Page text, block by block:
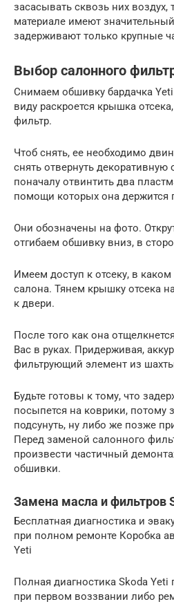
засасывать сквозь них
материале имеют
задерживают только крупные
Выбор салонного
Снимаем обшивку бардачка
виду раскроется крышка
фильтр.
Чтоб снять, ее необходимо
снять отвернуть
поначалу отвинтить два
помощи которых она держится
Они обозначены на фото.
отгибаем обшивку вниз, в
Имеем доступ к отсеку, в каком
салона. Тянем крышку отсека
к двери.
После того как она
Вас в руках. Придерживая,
фильтрующий элемент из
Будьте готовы к тому, что
посыпется на коврики, потому
подсунуть, ну либо же позже
Перед заменой салонного
произвести частичный
обшивки.
Замена масла и фильтров
Бесплатная диагностика и
при полном ремонте Коробка
Yeti
Полная диагностика Skoda Yeti
при первом воззвании либо